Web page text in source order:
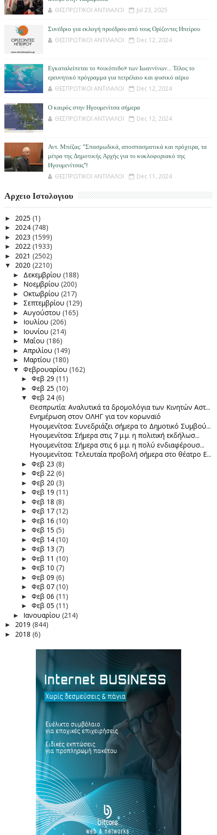
ΘΕΣΠΡΩΤΙΚΟΙ ΑΝΤΙΛΑΛΟΙ Jul 23, 2025
Συνέδριο για εκλογή προέδρου από τους Ορίζοντες Ηπείρου
ΘΕΣΠΡΩΤΙΚΟΙ ΑΝΤΙΛΑΛΟΙ Dec 12, 2024
Εγκαταλείπεται το «οικόπεδο» των Ιωαννίνων… Τέλος το
ερευνητικό πρόγραμμα για πετρέλαιο και φυσικό αέριο
ΘΕΣΠΡΩΤΙΚΟΙ ΑΝΤΙΛΑΛΟΙ Dec 12, 2024
Ο καιρός στην Ηγουμενίτσα σήμερα
ΘΕΣΠΡΩΤΙΚΟΙ ΑΝΤΙΛΑΛΟΙ Dec 12, 2024
Αντ. Μπέζας: "Σπασμωδικά, αποσπασματικά και πρόχειρα, τα
μέτρα της Δημοτικής Αρχής για το κυκλοφοριακό της
Ηγουμενίτσας"!
ΘΕΣΠΡΩΤΙΚΟΙ ΑΝΤΙΛΑΛΟΙ Dec 11, 2024
Αρχειο Ιστολογιου
► 2025 (1)
► 2024 (748)
► 2023 (1599)
► 2022 (1933)
► 2021 (2502)
▼ 2020 (2210)
► Δεκεμβρίου (188)
► Νοεμβρίου (200)
► Οκτωβρίου (217)
► Σεπτεμβρίου (129)
► Αυγούστου (165)
► Ιουλίου (206)
► Ιουνίου (214)
► Μαΐου (186)
► Απριλίου (149)
► Μαρτίου (180)
▼ Φεβρουαρίου (162)
► Φεβ 29 (11)
► Φεβ 25 (10)
▼ Φεβ 24 (6)
Θεσπρωτία: Αναλυτικά τα δρομολόγια των Κινητών Αστ...
Ενημέρωση στον ΟΛΗΓ για τον κορωναϊό
Ηγουμενίτσα: Συνεδριάζει σήμερα το Δημοτικό Συμβού...
Ηγουμενίτσα: Σήμερα στις 7 μ.μ. η πολιτική εκδήλωσ...
Ηγουμενίτσα: Σήμερα στις 6 μ.μ. η πολύ ενδιαφέρουσ...
Ηγουμενίτσα: Τελευταία προβολή σήμερα στο θέατρο Ε...
► Φεβ 23 (8)
► Φεβ 22 (6)
► Φεβ 20 (3)
► Φεβ 19 (11)
► Φεβ 18 (8)
► Φεβ 17 (12)
► Φεβ 16 (10)
► Φεβ 15 (5)
► Φεβ 14 (10)
► Φεβ 13 (7)
► Φεβ 11 (10)
► Φεβ 10 (7)
► Φεβ 09 (6)
► Φεβ 07 (10)
► Φεβ 06 (11)
► Φεβ 05 (11)
► Ιανουαρίου (214)
► 2019 (844)
► 2018 (6)